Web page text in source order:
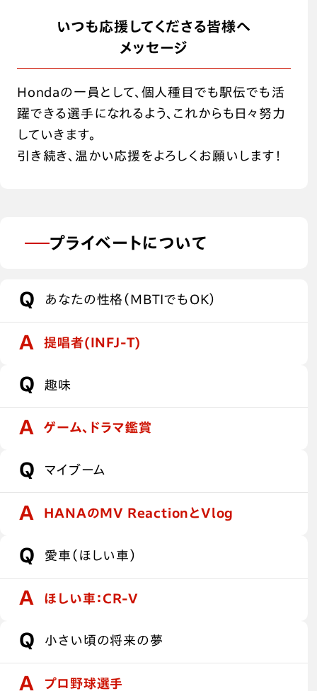
いつも応援してくださる皆様へ
メッセージ
Hondaの一員として、個人種目でも駅伝でも活
躍できる選手になれるよう、これからも日々努力
していきます。
引き続き、温かい応援をよろしくお願いします！
プライベートについて
あなたの性格（MBTIでもOK）
提唱者(INFJ-T)
趣味
ゲーム、ドラマ鑑賞
マイブーム
HANAのMV ReactionとVlog
愛車（ほしい車）
ほしい車：CR-V
小さい頃の将来の夢
プロ野球選手